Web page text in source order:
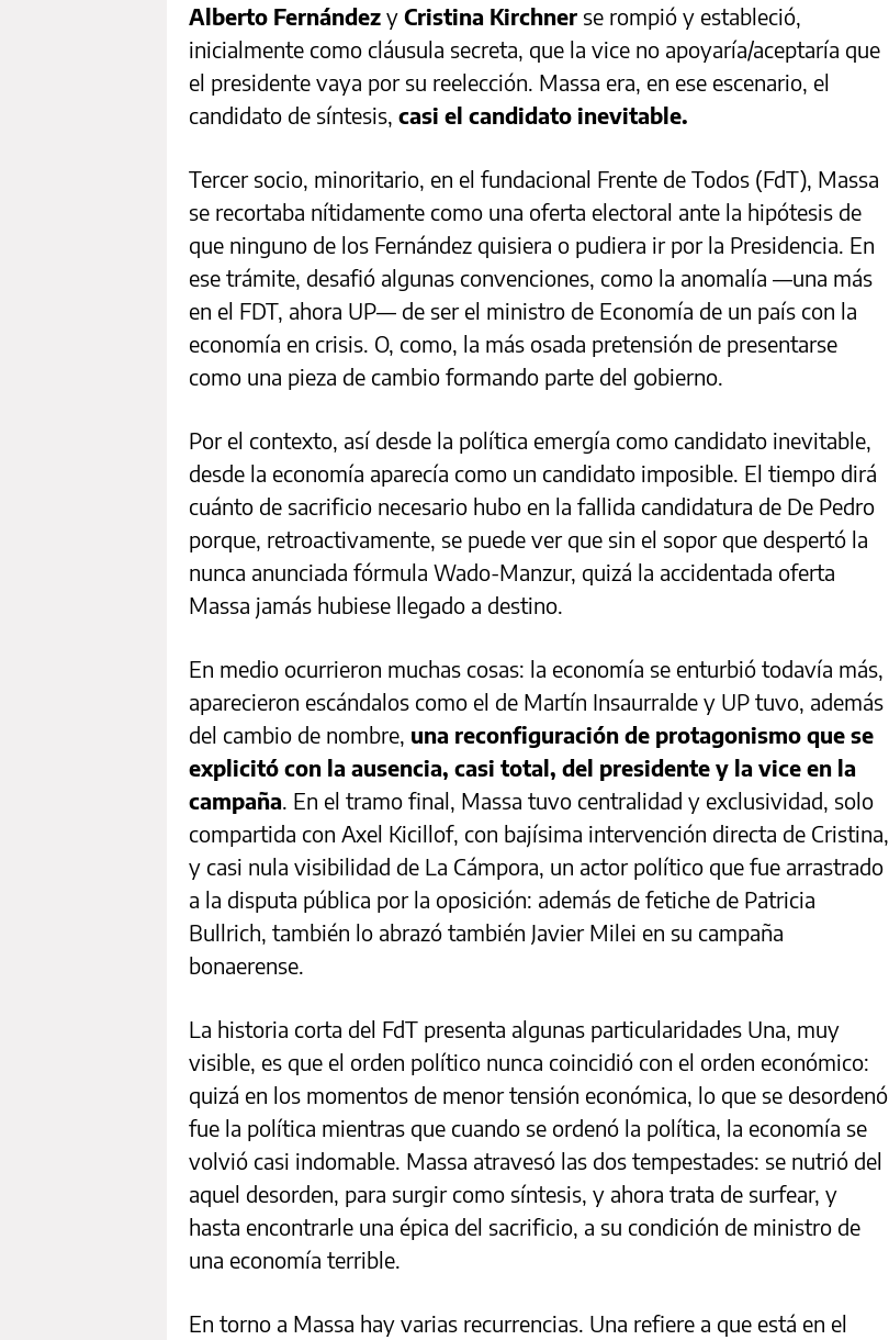
Alberto Fernández y Cristina Kirchner se rompió y estableció,
inicialmente como cláusula secreta, que la vice no apoyaría/aceptaría que
el presidente vaya por su reelección. Massa era, en ese escenario, el
candidato de síntesis, casi el candidato inevitable.
Tercer socio, minoritario, en el fundacional Frente de Todos (FdT), Massa
se recortaba nítidamente como una oferta electoral ante la hipótesis de
que ninguno de los Fernández quisiera o pudiera ir por la Presidencia. En
ese trámite, desafió algunas convenciones, como la anomalía —una más
en el FDT, ahora UP— de ser el ministro de Economía de un país con la
economía en crisis. O, como, la más osada pretensión de presentarse
como una pieza de cambio formando parte del gobierno.
Por el contexto, así desde la política emergía como candidato inevitable,
desde la economía aparecía como un candidato imposible. El tiempo dirá
cuánto de sacrificio necesario hubo en la fallida candidatura de De Pedro
porque, retroactivamente, se puede ver que sin el sopor que despertó la
nunca anunciada fórmula Wado-Manzur, quizá la accidentada oferta
Massa jamás hubiese llegado a destino.
En medio ocurrieron muchas cosas: la economía se enturbió todavía más,
aparecieron escándalos como el de Martín Insaurralde y UP tuvo, además
del cambio de nombre, una reconfiguración de protagonismo que se
explicitó con la ausencia, casi total, del presidente y la vice en la
campaña. En el tramo final, Massa tuvo centralidad y exclusividad, solo
compartida con Axel Kicillof, con bajísima intervención directa de Cristina,
y casi nula visibilidad de La Cámpora, un actor político que fue arrastrado
a la disputa pública por la oposición: además de fetiche de Patricia
Bullrich, también lo abrazó también Javier Milei en su campaña
bonaerense.
La historia corta del FdT presenta algunas particularidades Una, muy
visible, es que el orden político nunca coincidió con el orden económico:
quizá en los momentos de menor tensión económica, lo que se desordenó
fue la política mientras que cuando se ordenó la política, la economía se
volvió casi indomable. Massa atravesó las dos tempestades: se nutrió del
aquel desorden, para surgir como síntesis, y ahora trata de surfear, y
hasta encontrarle una épica del sacrificio, a su condición de ministro de
una economía terrible.
En torno a Massa hay varias recurrencias. Una refiere a que está en el